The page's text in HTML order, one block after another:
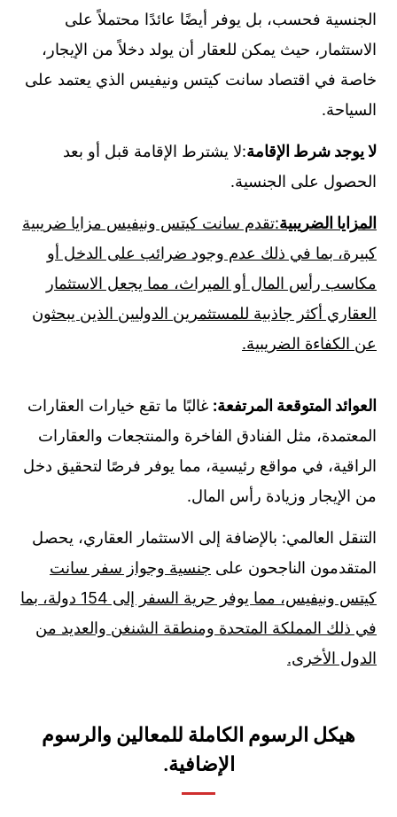
الجنسية فحسب، بل يوفر أيضًا عائدًا محتملاً على
الاستثمار، حيث يمكن للعقار أن يولد دخلاً من الإيجار،
خاصة في اقتصاد سانت كيتس ونيفيس الذي يعتمد على
السياحة.
لا يوجد شرط الإقامة:لا يشترط الإقامة قبل أو بعد
الحصول على الجنسية.
المزايا الضريبية:تقدم سانت كيتس ونيفيس مزايا ضريبية
كبيرة، بما في ذلك عدم وجود ضرائب على الدخل أو
مكاسب رأس المال أو الميراث، مما يجعل الاستثمار
العقاري أكثر جاذبية للمستثمرين الدوليين الذين يبحثون
عن الكفاءة الضريبية.
العوائد المتوقعة المرتفعة:غالبًا ما تقع خيارات العقارات
المعتمدة، مثل الفنادق الفاخرة والمنتجعات والعقارات
الراقية، في مواقع رئيسية، مما يوفر فرصًا لتحقيق دخل
من الإيجار وزيادة رأس المال.
التنقل العالمي: بالإضافة إلى الاستثمار العقاري، يحصل
المتقدمون الناجحون على جنسية وجواز سفر سانت
كيتس ونيفيس، مما يوفر حرية السفر إلى 154 دولة، بما
في ذلك المملكة المتحدة ومنطقة الشنغن والعديد من
الدول الأخرى.
هيكل الرسوم الكاملة للمعالين والرسوم
الإضافية.